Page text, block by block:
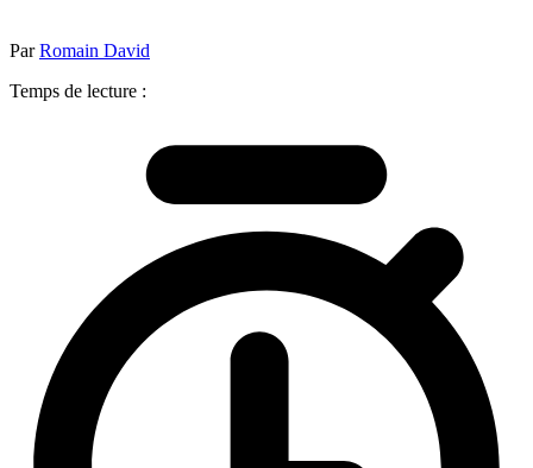
ParRomain David
Temps de lecture :